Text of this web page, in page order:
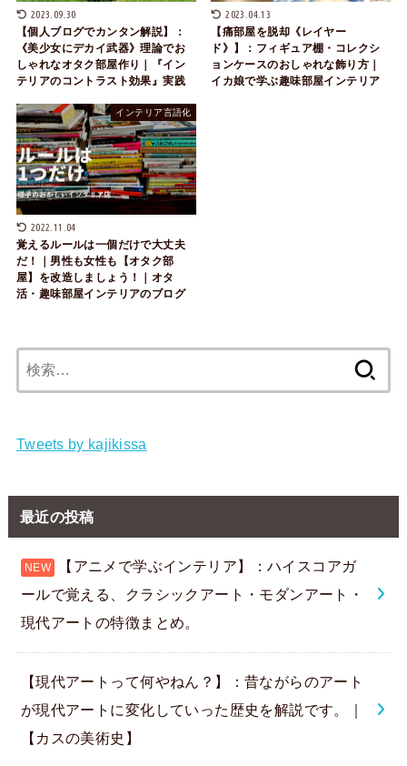
2023.09.30
【個人ブログでカンタン解説】：
《美少女にデカイ武器》理論でお
しゃれなオタク部屋作り｜『イン
テリアのコントラスト効果』実践
2023.04.13
【痛部屋を脱却《レイヤー
ド》】：フィギュア棚・コレクシ
ョンケースのおしゃれな飾り方｜
イカ娘で学ぶ趣味部屋インテリア
インテリア言語化
2022.11.04
覚えるルールは一個だけで大丈夫
だ！｜男性も女性も【オタク部
屋】を改造しましょう！｜オタ
活・趣味部屋インテリアのブログ
索:
Tweets by kajikissa
最近の投稿
【アニメで学ぶインテリア】：ハイスコアガ
ールで覚える、クラシックアート・モダンアート・
現代アートの特徴まとめ。
【現代アートって何やねん？】：昔ながらのアート
が現代アートに変化していった歴史を解説です。｜
【カスの美術史】